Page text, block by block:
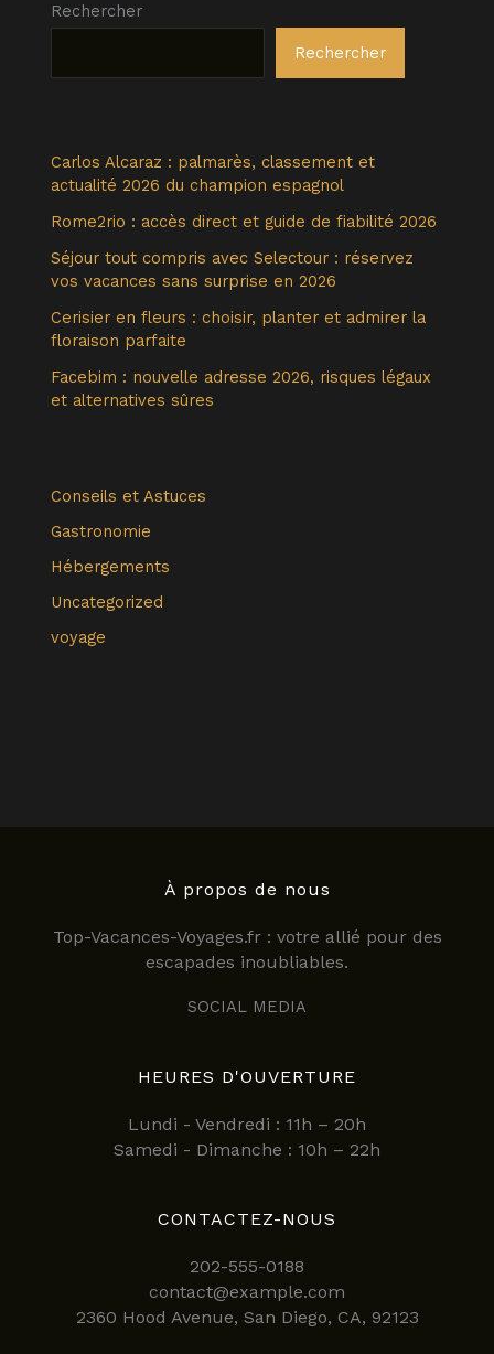
Rechercher
Rechercher
Carlos Alcaraz : palmarès, classement et
actualité 2026 du champion espagnol
Rome2rio : accès direct et guide de fiabilité 2026
Séjour tout compris avec Selectour : réservez
vos vacances sans surprise en 2026
Cerisier en fleurs : choisir, planter et admirer la
floraison parfaite
Facebim : nouvelle adresse 2026, risques légaux
et alternatives sûres
Conseils et Astuces
Gastronomie
Hébergements
Uncategorized
voyage
À propos de nous
Top-Vacances-Voyages.fr : votre allié pour des
escapades inoubliables.
SOCIAL MEDIA
HEURES D'OUVERTURE
Lundi - Vendredi : 11h – 20h
Samedi - Dimanche : 10h – 22h
CONTACTEZ-NOUS
202-555-0188
contact@example.com
2360 Hood Avenue, San Diego, CA, 92123